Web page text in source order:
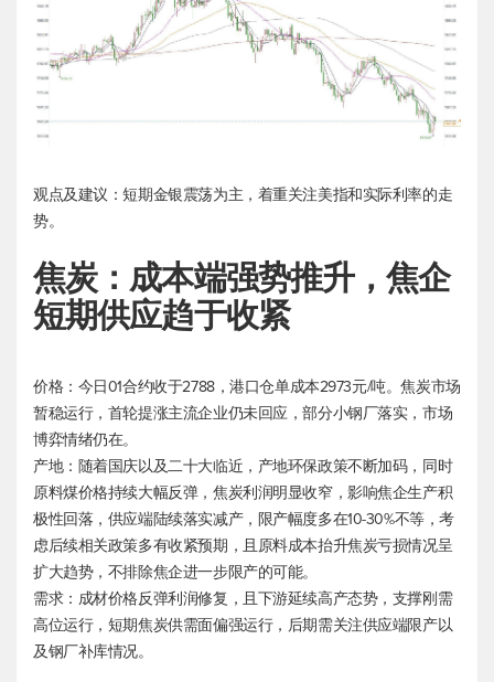
观点及建议：短期金银震荡为主，着重关注美指和实际利率的走
势。
焦炭：成本端强势推升，焦企
短期供应趋于收紧
价格：今日01合约收于2788，港口仓单成本2973元/吨。焦炭市场
暂稳运行，首轮提涨主流企业仍未回应，部分小钢厂落实，市场
博弈情绪仍在。
产地：随着国庆以及二十大临近，产地环保政策不断加码，同时
原料煤价格持续大幅反弹，焦炭利润明显收窄，影响焦企生产积
极性回落，供应端陆续落实减产，限产幅度多在10-30%不等，考
虑后续相关政策多有收紧预期，且原料成本抬升焦炭亏损情况呈
扩大趋势，不排除焦企进一步限产的可能。
需求：成材价格反弹利润修复，且下游延续高产态势，支撑刚需
高位运行，短期焦炭供需面偏强运行，后期需关注供应端限产以
及钢厂补库情况。